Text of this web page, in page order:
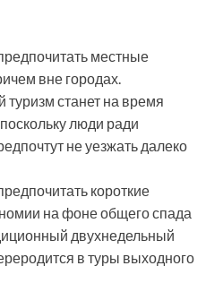
местные
вне городах.
станет на время
люди ради
не уезжать далеко
короткие
на фоне общего спада
двухнедельный
в туры выходного